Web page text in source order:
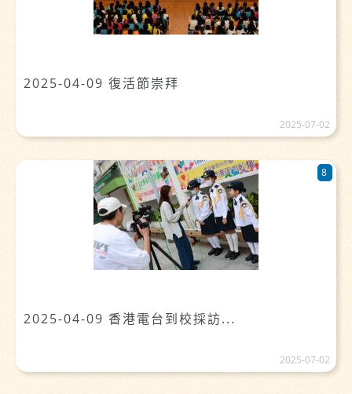
2025-04-09 復活節崇拜
2025-07-02
2025-04-09 香港電台到校採訪...
8
2025-07-02